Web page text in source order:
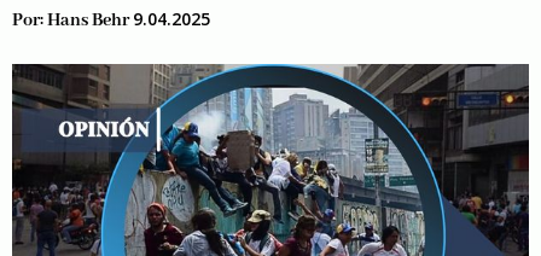
Por:Hans Behr 9.04.2025